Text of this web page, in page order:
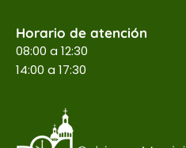
Horario de atención
08:00 a 12:30
14:00 a 17:30